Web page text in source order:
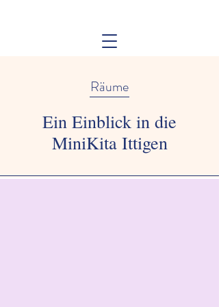
Räume
Ein Einblick in die
MiniKita Ittigen